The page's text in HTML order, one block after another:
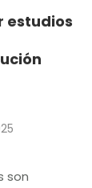
estudios
son